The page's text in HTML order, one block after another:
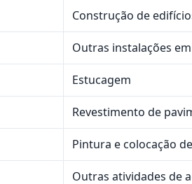
Construção de
Outras instalações
Estucagem
Revestimento de
Pintura e colocação
Outras atividades de